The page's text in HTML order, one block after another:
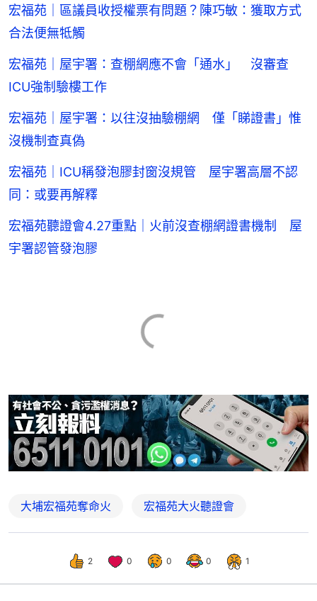
宏福苑｜區議員收授權票有問題？陳巧敏：獲取方式
合法便無牴觸
宏福苑｜屋宇署：查棚網應不會「通水」 沒審查
ICU強制驗樓工作
宏福苑｜屋宇署：以往沒抽驗棚網 僅「睇證書」惟
沒機制查真偽
宏福苑｜ICU稱發泡膠封窗沒規管 屋宇署高層不認
同：或要再解釋
宏福苑聽證會4.27重點｜火前沒查棚網證書機制 屋
宇署認管發泡膠
大埔宏福苑奪命火 宏福苑大火聽證會
2 0 0 0 1